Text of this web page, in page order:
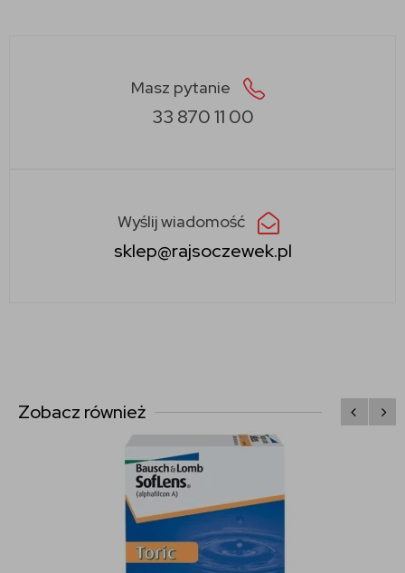
Masz pytanie
33 870 11 00
Wyślij wiadomość
sklep@rajsoczewek.pl
Zobacz również